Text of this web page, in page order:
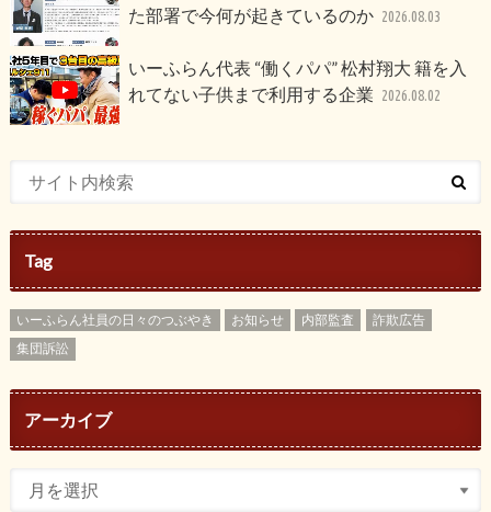
た部署で今何が起きているのか 2026.08.03
いーふらん代表 “働くパパ” 松村翔大 籍を入
れてない子供まで利用する企業 2026.08.02
Tag
いーふらん社員の日々のつぶやき お知らせ 内部監査
詐欺広告
集団訴訟
アーカイブ